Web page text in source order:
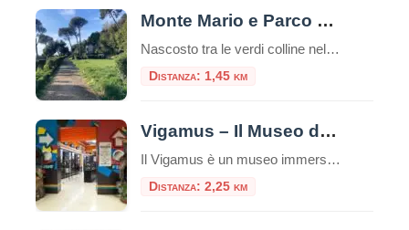
Monte Mario e Parco Mellini: Il Punto Panoramico Più Alto di Roma
Nascosto tra le verdi colline nella parte nord-occidentale di Roma, Monte Mario rappresenta il punto più elevato della città eterna, raggiungendo i 139 metri sul livello del mare. Questo colle, che domina maestosamente il Tevere e l’intera capitale, ospita uno dei parchi più affascinanti e meno conosciuti dai turisti: il Parco Mellini. Un’Oasi Verde nel […]
Distanza: 1,45 km
Vigamus – Il Museo del Videogioco
Il Vigamus è un museo immersivo e interattivo per scoprire origini ed evoluzione dei videgiochi con 100 pannelli illustrati e 36 postazioni-gioco E’ il più grande museo del videogioco in Italia, secondo in Europa per anzianità solo al Museo di Berlino. All’interno è allestita una sala interattiva rivolta ai più giovani, agli studenti e a […]
Distanza: 2,25 km